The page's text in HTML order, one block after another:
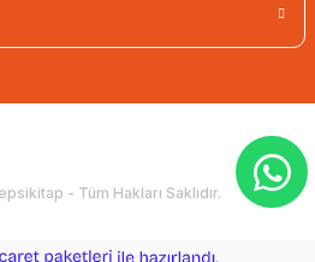
- Tüm Hakları Saklıdır.
e-